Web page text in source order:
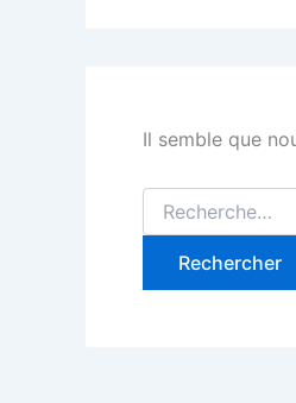
Il semble que
Rechercher :